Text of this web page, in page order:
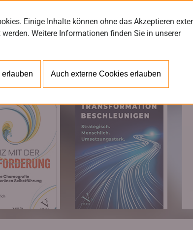
Einige Inhalte können ohne das Akzeptieren
Weitere Informationen finden Sie in unserer
Auch externe Cookies erlauben